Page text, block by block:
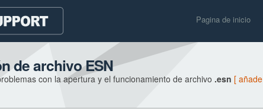
Pagina de inicio
de archivo ESN
con la apertura y el funcionamiento de archivo .esn [